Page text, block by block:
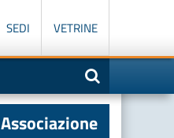
SEDI VETRINE
Associazione